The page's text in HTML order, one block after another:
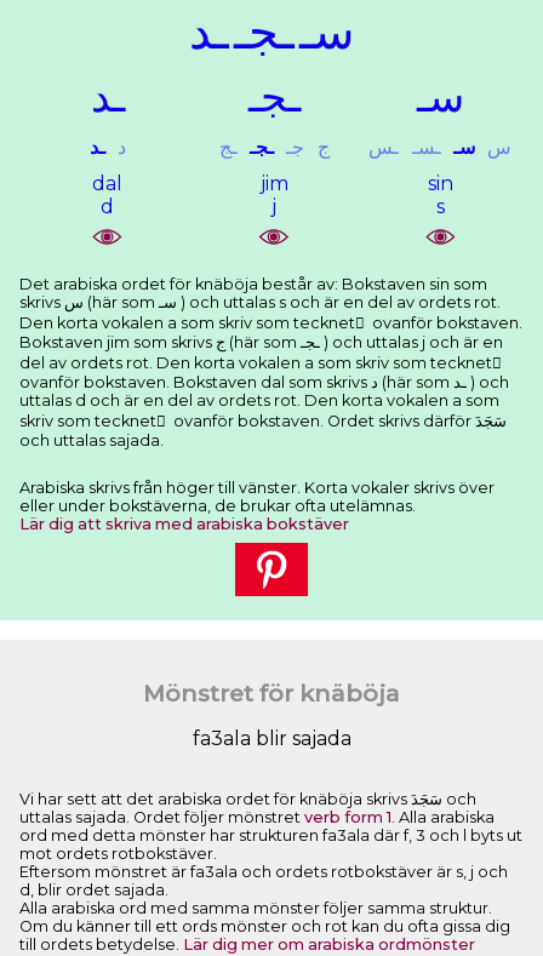
ﺳــﺠــﺪ
ﺳـ ـﺠـ ـﺪ
ﺱ ﺳـ ـﺴـ ـﺲ ﺝ ﺟـ ـﺠـ ـﺞ ﺩ ـﺪ
sin
s
jim
j
dal
d
Det arabiska ordet för knäböja består av: Bokstaven sin som
skrivs ﺱ (här som ﺳـ ) och uttalas s och är en del av ordets rot.
Den korta vokalen a som skriv som tecknet َ ovanför bokstaven.
Bokstaven jim som skrivs ﺝ (här som ـﺠـ ) och uttalas j och är en
del av ordets rot. Den korta vokalen a som skriv som tecknet َ
ovanför bokstaven. Bokstaven dal som skrivs ﺩ (här som ـﺪ ) och
uttalas d och är en del av ordets rot. Den korta vokalen a som
skriv som tecknet َ ovanför bokstaven. Ordet skrivs därför ﺳَﺠَﺪَ
och uttalas sajada.
Arabiska skrivs från höger till vänster. Korta vokaler skrivs över
eller under bokstäverna, de brukar ofta utelämnas.
Lär dig att skriva med arabiska bokstäver
Mönstret för knäböja
fa3ala blir sajada
Vi har sett att det arabiska ordet för knäböja skrivs ﺳَﺠَﺪَ och
uttalas sajada. Ordet följer mönstret verb form 1. Alla arabiska
ord med detta mönster har strukturen fa3ala där f, 3 och l byts ut
mot ordets rotbokstäver.
Eftersom mönstret är fa3ala och ordets rotbokstäver är s, j och
d, blir ordet sajada.
Alla arabiska ord med samma mönster följer samma struktur.
Om du känner till ett ords mönster och rot kan du ofta gissa dig
till ordets betydelse. Lär dig mer om arabiska ordmönster